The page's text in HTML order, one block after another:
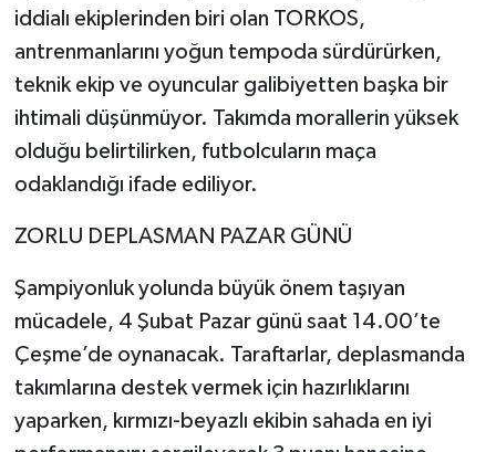
iddialı ekiplerinden biri olan TORKOS,
antrenmanlarını yoğun tempoda sürdürürken,
teknik ekip ve oyuncular galibiyetten başka bir
ihtimali düşünmüyor. Takımda morallerin yüksek
olduğu belirtilirken, futbolcuların maça
odaklandığı ifade ediliyor.
ZORLU DEPLASMAN PAZAR GÜNÜ
Şampiyonluk yolunda büyük önem taşıyan
mücadele, 4 Şubat Pazar günü saat 14.00’te
Çeşme’de oynanacak. Taraftarlar, deplasmanda
takımlarına destek vermek için hazırlıklarını
yaparken, kırmızı-beyazlı ekibin sahada en iyi